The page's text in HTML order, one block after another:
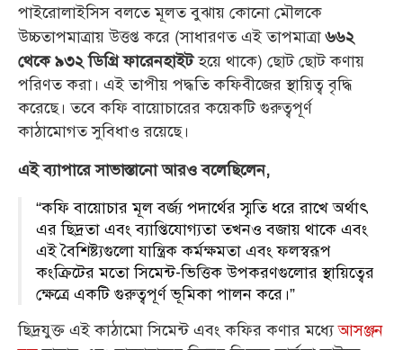
পাইরোলাইসিস বলতে মূলত বুঝায় কোনো মৌলকে
উচ্চতাপমাত্রায় উত্তপ্ত করে (সাধারণত এই তাপমাত্রা৬৬২
থেকে ৯৩২ ডিগ্রি ফারেনহাইটহয়ে থাকে) ছোট ছোট কণায়
পরিণত করা। এই তাপীয় পদ্ধতি কফিবীজের স্থায়িত্ব বৃদ্ধি
করেছে।তবে কফি বায়োচারের কয়েকটি গুরুত্বপূর্ণ
কাঠামোগত সুবিধাও রয়েছে।
এই ব্যাপারে সাভাস্তানো আরও বলেছিলেন,
“কফি বায়োচার মূল বর্জ্য পদার্থের স্মৃতি ধরে রাখে অর্থাৎ
এর ছিদ্রতা এবং ব্যাপ্তিযোগ্যতা তখনও বজায় থাকে এবং
এই বৈশিষ্ট্যগুলো যান্ত্রিক কর্মক্ষমতা এবং ফলস্বরূপ
কংক্রিটের মতো সিমেন্ট-ভিত্তিক উপকরণগুলোর স্থায়িত্বের
ক্ষেত্রে একটি গুরুত্বপূর্ণ ভূমিকা পালন করে।”
ছিদ্রযুক্ত এই কাঠামো সিমেন্ট এবং কফির কণার মধ্যেআসঞ্জন